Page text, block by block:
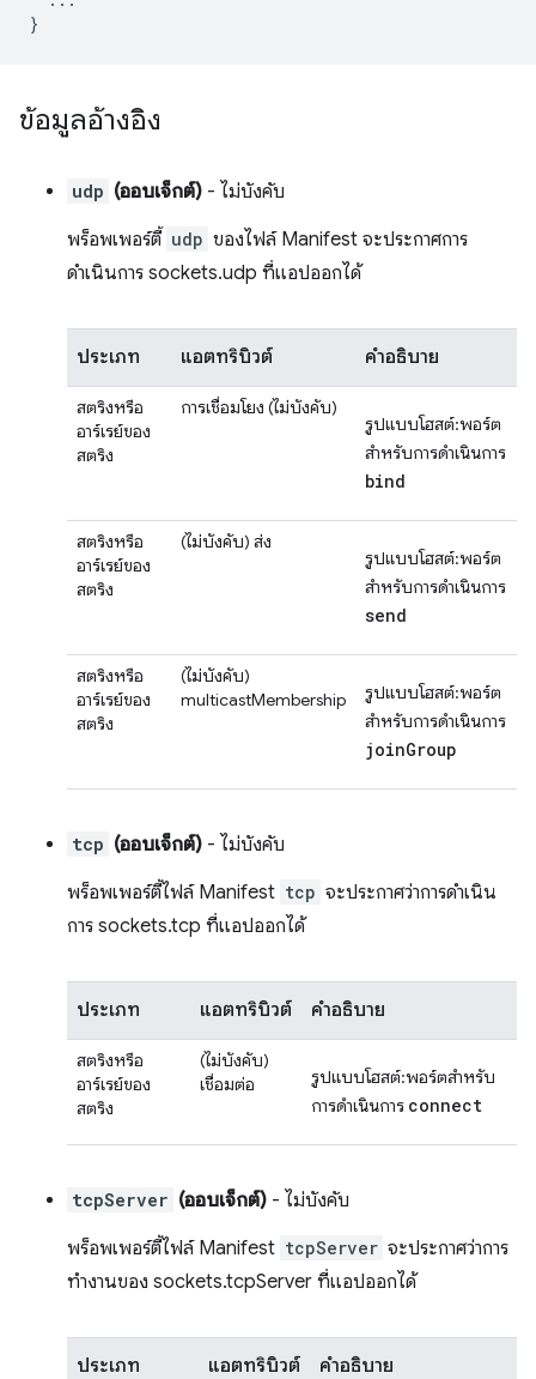
}
ข้อมูลอ้างอิง
udp (ออบเจ็กต์) - ไม่บังคับ
พร็อพเพอร์ตี้ udp ของไฟล์ Manifest จะประกาศการ
ดำเนินการ sockets.udp ที่แอปออกได้
ประเภท แอตทริบิวต์ คำอธิบาย
สตริงหรือ
อาร์เรย์ของ
สตริง
การเชื่อมโยง (ไม่บังคับ)
รูปแบบโฮสต์:พอร์ต
สำหรับการดำเนินการ
bind
สตริงหรือ
อาร์เรย์ของ
สตริง
(ไม่บังคับ) ส่ง
รูปแบบโฮสต์:พอร์ต
สำหรับการดำเนินการ
send
สตริงหรือ
อาร์เรย์ของ
สตริง
(ไม่บังคับ)
multicastMembership
รูปแบบโฮสต์:พอร์ต
สำหรับการดำเนินการ
joinGroup
tcp (ออบเจ็กต์) - ไม่บังคับ
พร็อพเพอร์ตี้ไฟล์ Manifest tcp จะประกาศว่าการดำเนิน
การ sockets.tcp ที่แอปออกได้
ประเภท แอตทริบิวต์ คำอธิบาย
สตริงหรือ
อาร์เรย์ของ
สตริง
(ไม่บังคับ)
เชื่อมต่อ
รูปแบบโฮสต์:พอร์ตสำหรับ
การดำเนินการ connect
tcpServer (ออบเจ็กต์) - ไม่บังคับ
พร็อพเพอร์ตี้ไฟล์ Manifest tcpServer จะประกาศว่าการ
ทำงานของ sockets.tcpServer ที่แอปออกได้
ประเภท แอตทริบิวต์ คำอธิบาย